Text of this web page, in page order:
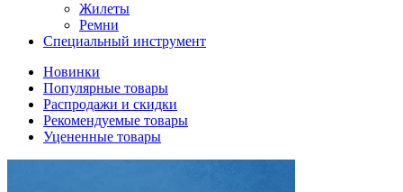
Жилеты
Ремни
Специальный инструмент
Новинки
Популярные товары
Распродажи и скидки
Рекомендуемые товары
Уцененные товары